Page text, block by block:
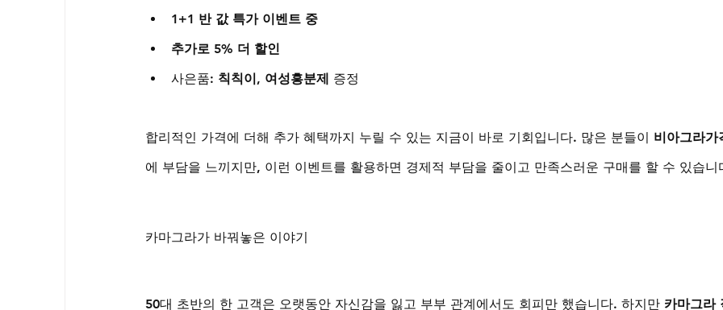
1+1 반 값 특가 이벤트 중
추가로 5% 더 할인
사은품: 칙칙이, 여성흥분제 증정
합리적인 가격에 더해 추가 혜택까지 누릴 수 있는 지금이 바로 기회입니다. 많은 분들이 비아그라가
에 부담을 느끼지만, 이런 이벤트를 활용하면 경제적 부담을 줄이고 만족스러운 구매를 할 수 있습니
카마그라가 바꿔놓은 이야기
50대 초반의 한 고객은 오랫동안 자신감을 잃고 부부 관계에서도 회피만 했습니다. 하지만 카마그라